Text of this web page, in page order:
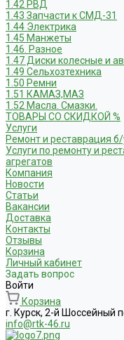
1.42 РВД
1.43 Запчасти к СМД-31
1.44 Электрика
1.45 Манжеты
1.46. Разное
1.47 Диски колесные и
1.49 Сельхозтехника
1.50 Ремни
1.51 КАМАЗ,МАЗ
1.52 Масла. Смазки.
ТОВАРЫ СО СКИДКОЙ %
Услуги
Ремонт и реставрация б/
Услуги по ремонту и
агрегатов
Компания
Новости
Статьи
Вакансии
Доставка
Контакты
Отзывы
Корзина
Личный кабинет
Задать вопрос
Войти
Корзина
г. Курск, 2-й Шоссейный
info@rtk-46.ru